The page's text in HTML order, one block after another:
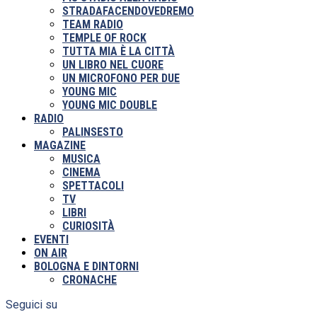
STRADAFACENDOVEDREMO
TEAM RADIO
TEMPLE OF ROCK
TUTTA MIA È LA CITTÀ
UN LIBRO NEL CUORE
UN MICROFONO PER DUE
YOUNG MIC
YOUNG MIC DOUBLE
RADIO
PALINSESTO
MAGAZINE
MUSICA
CINEMA
SPETTACOLI
TV
LIBRI
CURIOSITÀ
EVENTI
ON AIR
BOLOGNA E DINTORNI
CRONACHE
Seguici su